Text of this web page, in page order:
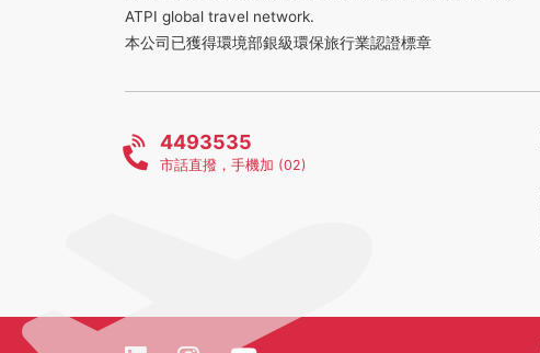
ATPI global travel network.
本公司已獲得環境部銀級環保旅行業認證標章
4493535
市話直撥，手機加 (02)